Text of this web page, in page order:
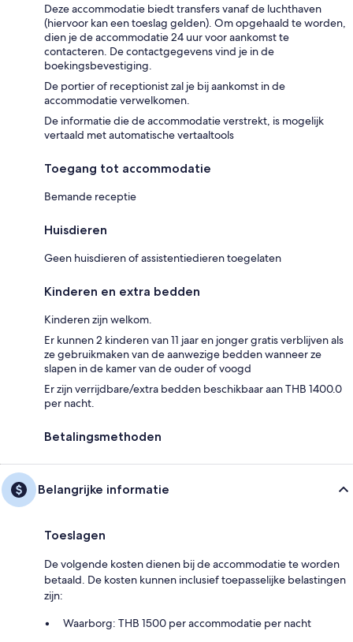
Deze accommodatie biedt transfers vanaf de luchthaven
(hiervoor kan een toeslag gelden). Om opgehaald te worden,
dien je de accommodatie 24 uur voor aankomst te
contacteren. De contactgegevens vind je in de
boekingsbevestiging.
De portier of receptionist zal je bij aankomst in de
accommodatie verwelkomen.
De informatie die de accommodatie verstrekt, is mogelijk
vertaald met automatische vertaaltools
Toegang tot accommodatie
Bemande receptie
Huisdieren
Geen huisdieren of assistentiedieren toegelaten
Kinderen en extra bedden
Kinderen zijn welkom.
Er kunnen 2 kinderen van 11 jaar en jonger gratis verblijven als
ze gebruikmaken van de aanwezige bedden wanneer ze
slapen in de kamer van de ouder of voogd
Er zijn verrijdbare/extra bedden beschikbaar aan THB 1400.0
per nacht.
Betalingsmethoden
Belangrijke informatie
Toeslagen
De volgende kosten dienen bij de accommodatie te worden
betaald. De kosten kunnen inclusief toepasselijke belastingen
zijn:
Waarborg: THB 1500 per accommodatie per nacht